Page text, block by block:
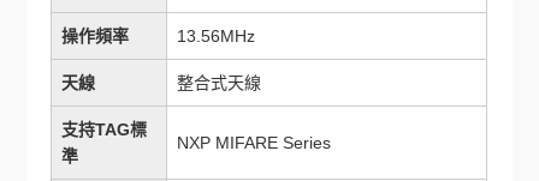
操作頻率 13.56MHz
天線 整合式天線
支持TAG標
準
NXP MIFARE Series